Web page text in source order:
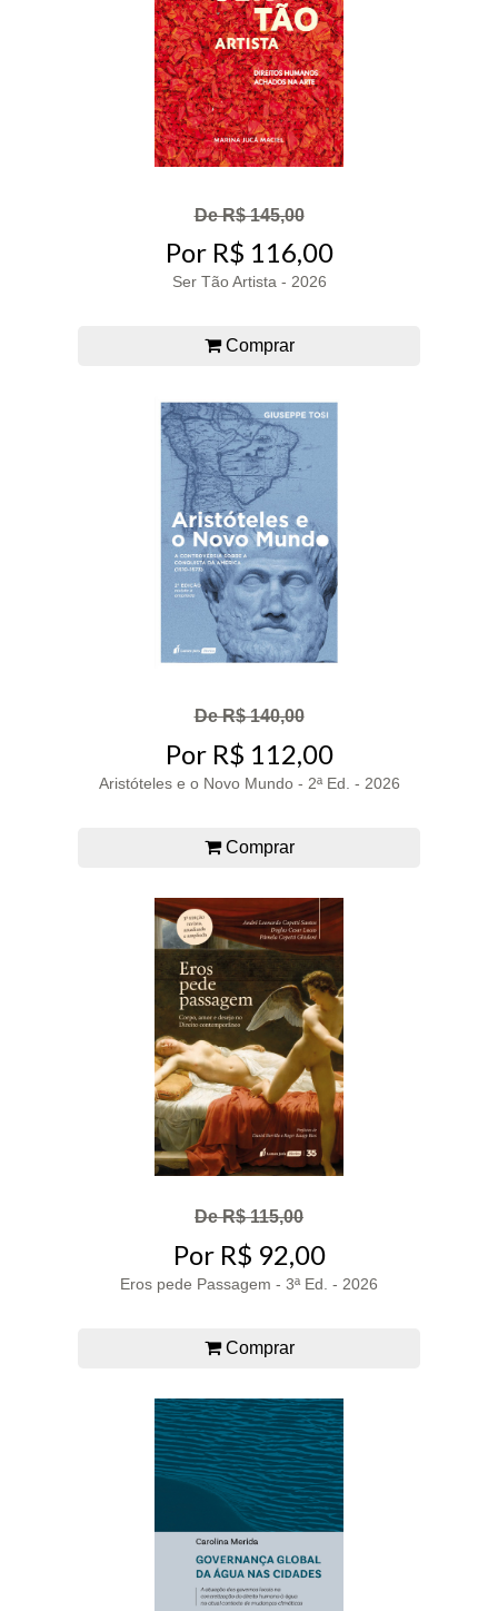
De R$ 145,00
Por R$ 116,00
Ser Tão Artista - 2026
Comprar
De R$ 140,00
Por R$ 112,00
Aristóteles e o Novo Mundo - 2ª Ed. - 2026
Comprar
De R$ 115,00
Por R$ 92,00
Eros pede Passagem - 3ª Ed. - 2026
Comprar